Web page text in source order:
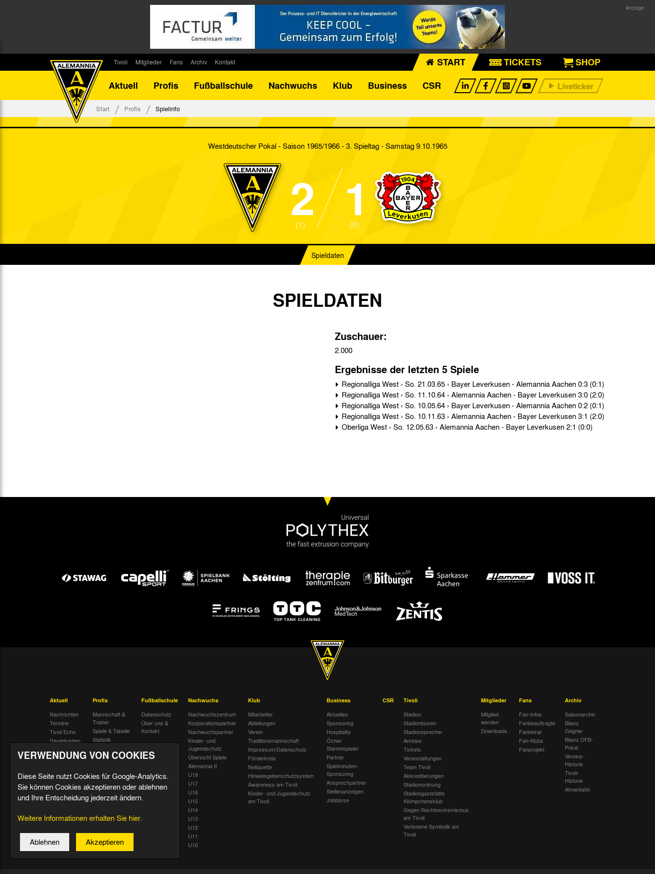
Tivoli
Stadionsprecher
Mitglieder
Kontakt
Fans
Fanbeirat
Fan-Klubs
Archiv
Ahnentafel
Kontakt START TICKETS
SHOP
Aktuell
Profis Fußballschule Nachwuchs Klub Business CSR
Start Profis Spielinfo
Westdeutscher Pokal - Saison 1965/1966 - 3. Spieltag- Samstag 9.10.1965
2
(1) 1
(0)
Spieldaten
SPIELDATEN
Zuschauer:
2.000
Ergebnisse der letzten 5 Spiele
Regionalliga West › So. 21.03.65 › Bayer Leverkusen - Alemannia Aachen 0:3 (0:1)
Regionalliga West › So. 11.10.64 › Alemannia Aachen - Bayer Leverkusen 3:0 (2:0)
Regionalliga West › So. 10.05.64 › Bayer Leverkusen - Alemannia Aachen 0:2 (0:1)
Regionalliga West › So. 10.11.63 › Alemannia Aachen - Bayer Leverkusen 3:1 (2:0)
Oberliga West › So. 12.05.63 › Alemannia Aachen - Bayer Leverkusen 2:1 (0:0)
Aktuell
Nachrichten
Termine
Tivoli Echo
Dauerkarten-
Radiostream
Profis
Mannschaft &
Trainer
Spiele & Tabelle
Statistik
Geburtstage
Fußballschule
Datenschutz
Über uns &
Kontakt
Nachwuchs
Nachwuchszentrum
Kooperationspartner
Nachwuchspartner
Kinder- und
Jugendschutz
Übersicht Spiele
Alemannia II
U19
U17
U16
U15
U14
U13
U12
U11
U10
Klub
Mitarbeiter
Abteilungen
Verein
Traditionsmannschaft
Impressum/Datenschutz
Förderkreis
Netiquette
Hinweisgeberschutzsystem
Awareness am Tivoli
Kinder- und Jugendschutz
am Tivoli
Business
Aktuelles
Sponsoring
Hospitality
Öcher
Stammspieler
Partner
Spielminuten-
Sponsoring
Ansprechpartner
Stellenanzeigen
Jobbörse
CSR
Tivoli
Stadion
Stadiontouren
Stadionsprecher
Anreise
Tickets
Veranstaltungen
Team Tivoli
Akkreditierungen
Stadionordnung
Stadiongaststätte
Klömpchensklub
Gegen Rechtsextremismus
am Tivoli
Verbotene Symbolik am
Tivoli
Mitglieder
Mitglied
werden
Downloads
Fans
Fan-Infos
Fanbeauftragte
Fanbeirat
Fan-Klubs
Fanprojekt
Archiv
Saisonarchiv
Bilanz
Gegner
Bilanz DFB-
Pokal
Vereins-
Historie
Tivoli-
Historie
Ahnentafel
VERWENDUNG VON COOKIES
Diese Seite nutzt Cookies für Google-Analytics.
Sie können Cookies akzeptieren oder ablehnen
und Ihre Entscheidung jederzeit ändern.
Weitere Informationen erhalten Sie hier.
Ablehnen Akzeptieren